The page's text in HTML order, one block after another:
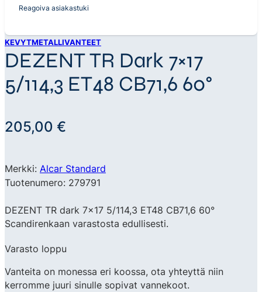
Reagoiva asiakastuki
KEVYTMETALLIVANTEET
DEZENT TR Dark 7×17
5/114,3 ET48 CB71,6 60°
205,00 €
Merkki: Alcar Standard
Tuotenumero: 279791
DEZENT TR dark 7×17 5/114,3 ET48 CB71,6 60°
Scandirenkaan varastosta edullisesti.
Varasto loppu
Vanteita on monessa eri koossa, ota yhteyttä niin
kerromme juuri sinulle sopivat vannekoot.